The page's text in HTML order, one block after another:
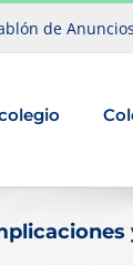
de Anuncios